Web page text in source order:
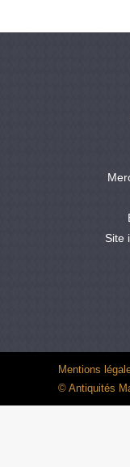
Site
Mentions
© Antiquités